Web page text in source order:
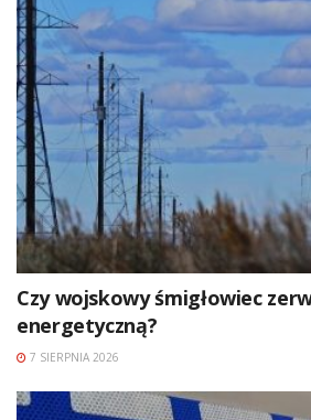
Czy wojskowy śmigłowiec
energetyczną?
7 SIERPNIA 2026